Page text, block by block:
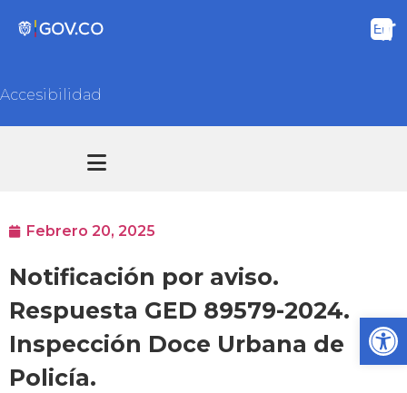
Accesibilidad
Febrero 20, 2025
Notificación por aviso.
Respuesta GED 89579-2024.
Inspección Doce Urbana de
Policía.